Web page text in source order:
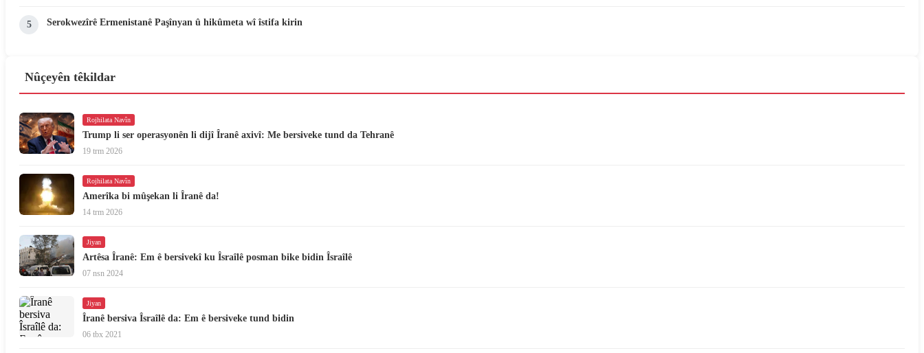
5 Serokwezîrê Ermenistanê Paşînyan û hikûmeta wî îstifa kirin
Nûçeyên têkildar
Rojhilata Navîn
Trump li ser operasyonên li dijî Îranê axivî: Me bersiveke tund da Tehranê
19 trm 2026
Rojhilata Navîn
Amerîka bi mûşekan li Îranê da!
14 trm 2026
Jiyan
Artêsa Îranê: Em ê bersivekî ku Îsraîlê posman bike bidin Îsraîlê
07 nsn 2024
Jiyan
Îranê bersiva Îsraîlê da: Em ê bersiveke tund bidin
06 tbx 2021